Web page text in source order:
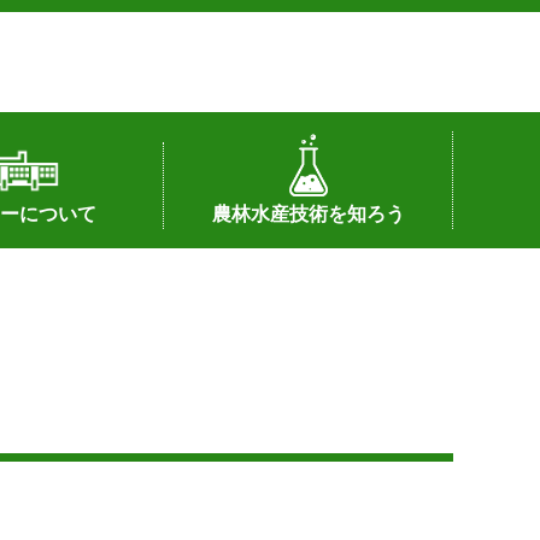
について
へのリンク）
置図
農林水産技術を知ろう
センターの話題
私の試験研究
試験研究課題
第6期中期業務計画
オンライン研究報告
刊行物
知的財産に関する相談窓口